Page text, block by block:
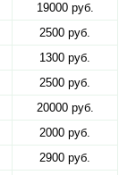
19000 руб.
2500 руб.
1300 руб.
2500 руб.
20000 руб.
2000 руб.
2900 руб.